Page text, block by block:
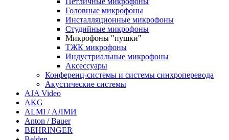
Головные микрофоны
Инсталляционные микрофоны
Студийные микрофоны
Микрофоны "пушки"
ТЖК микрофоны
Индустриальные микрофоны
Аксессуары
Конференц-системы и системы синхроперевода
Акустические системы
AJA Video
AKG
ALMI / АЛМИ
Anton / Bauer
BEHRINGER